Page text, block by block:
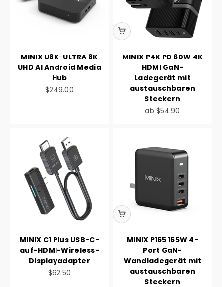
MINIX U8K-ULTRA 8K
UHD Al Android Media
Hub
Angebot
$249.00
MINIX P4K PD 60W 4K
HDMI GaN-
Ladegerät mit
austauschbaren
Steckern
Angebot
ab$54.90
MINIX C1 Plus USB-C-
auf-HDMI-Wireless-
Displayadapter
Angebot
$62.50
MINIX P165 165W 4-
Port GaN-
Wandladegerät mit
austauschbaren
Steckern